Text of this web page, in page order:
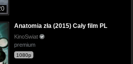
Anatomia zła (2015) Cały film PL
KinoSwiat
premium
1080p